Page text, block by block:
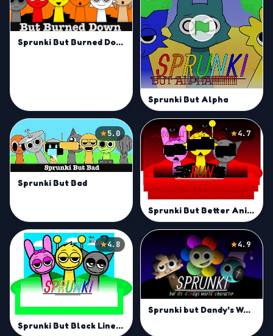
Sprunki But Burned Down Mod
Sprunki But Alpha
5.0
Sprunki But Bad
4.7
Sprunki But Better Animations
4.8
Sprunki But Black Lines Mod
4.9
Sprunki but Dandy's World Characters Mod